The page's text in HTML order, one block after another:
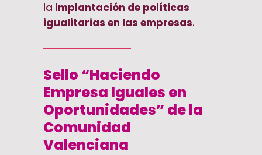
la implantación de políticas
igualitarias en las empresas.
Sello “Haciendo
Empresa Iguales en
Oportunidades” de la
Comunidad
Valenciana